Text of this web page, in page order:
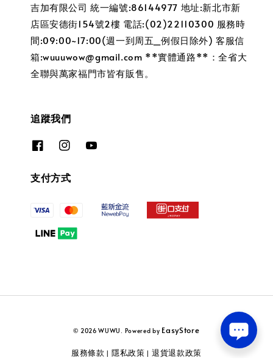
吉加有限公司 統一編號:86144977 地址:新北市新
店區安德街154號2樓 電話:(02)22110300 服務時
間:09:00~17:00(週一到周五_例假日除外) 客服信
箱:wuuuwow@gmail.com **實體通路**：全省大
全聯與萬家福門市皆有販售。
追蹤我們
支付方式
© 2026 WUWU. Powered by EasyStore
服務條款 | 隱私政策 | 退貨退款政策